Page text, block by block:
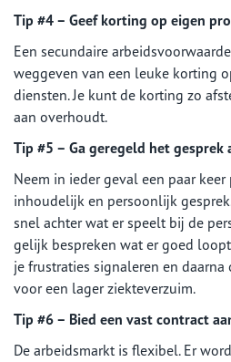
Tip #4 – Geef korting op eigen
Een secundaire
weggeven van een leuke korting
diensten. Je kunt de korting zo
aan overhoudt.
Tip #5 – Ga geregeld het gesprek
Neem in ieder geval een paar
inhoudelijk en persoonlijk
snel achter wat er speelt bij de
gelijk bespreken wat er goed
je frustraties signaleren en
voor een lager ziekteverzuim.
Tip #6 – Bied een vast contract
De arbeidsmarkt is flexibel. Er